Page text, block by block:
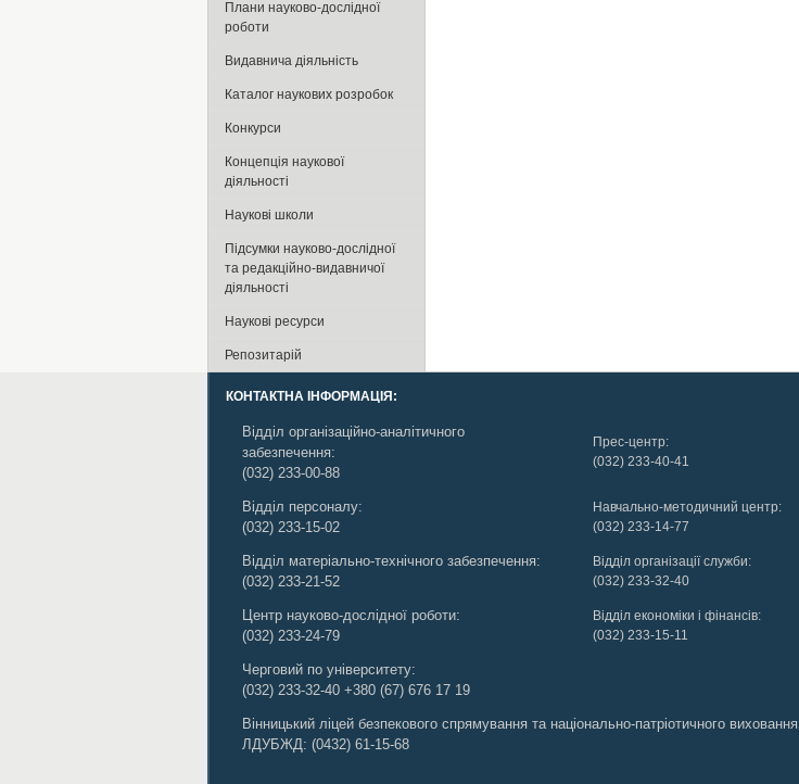
Плани науково-дослідної
роботи
Видавнича діяльність
Каталог наукових розробок
Конкурси
Концепція наукової
діяльності
Наукові школи
Підсумки науково-дослідної
та редакційно-видавничої
діяльності
Наукові ресурси
Репозитарій
КОНТАКТНА ІНФОРМАЦІЯ:
Відділ організаційно-аналітичного
забезпечення:
(032) 233-00-88
Прес-центр:
(032) 233-40-41
Відділ персоналу:
(032) 233-15-02
Навчально-методичний центр:
(032) 233-14-77
Відділ матеріально-технічного забезпечення:
(032) 233-21-52
Відділ організації служби:
(032) 233-32-40
Центр науково-дослідної роботи:
(032) 233-24-79
Відділ економіки і фінансів:
(032) 233-15-11
Черговий по університету:
(032) 233-32-40 +380 (67) 676 17 19
Вінницький ліцей безпекового спрямування та національно-патріотичного виховання
ЛДУБЖД: (0432) 61-15-68